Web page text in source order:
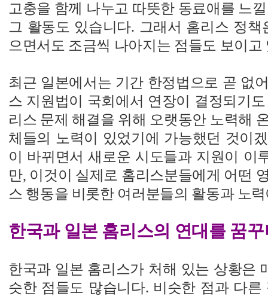
고충을 함께 나누고 따뜻한 동료애를 느
그 활동도 있습니다. 그래서 홈리스 정
으면서도 조금씩 나아지는 점들도 보이고
최근 일본에서는 기간 한정법으로 곧 없
스 지원법이 국회에서 연장이 결정되기
리스 문제 해결을 위해 오랫동안 노력해
체들의 노력이 있었기에 가능했던 것이
이 바뀌면서 새로운 시도들과 지원이 이
만, 이것이 실제로 홈리스분들에게 어떤
스 행동을 비롯한 여러분들의 활동과 노
한국과 일본 홈리스의 연대를 꿈
한국과 일본 홈리스가 처해 있는 상황은
슷한 점들도 많습니다. 비슷한 점과 다